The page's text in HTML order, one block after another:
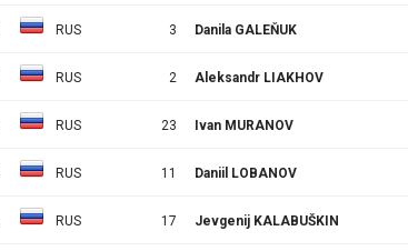
RUS 3 Danila GALEŇUK
RUS 2 Aleksandr LIAKHOV
RUS 23 Ivan MURANOV
RUS 11 Daniil LOBANOV
RUS 17 Jevgenij KALABUŠKIN